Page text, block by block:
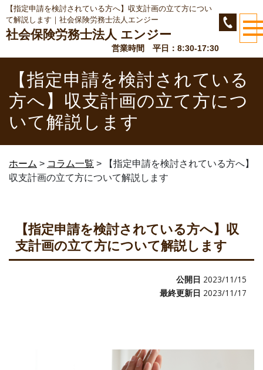
【指定申請を検討されている方へ】収支計画の立て方につい
て解説します｜社会保険労務士法人エンジー
社会保険労務士法人 エンジー
営業時間 平日：8:30-17:30
【指定申請を検討されている
方へ】収支計画の立て方につ
いて解説します
ホーム > コラム一覧 >
【指定申請を検討されている方へ】
収支計画の立て方について解説します
【指定申請を検討されている方へ】収
支計画の立て方について解説します
公開日 2023/11/15
最終更新日 2023/11/17